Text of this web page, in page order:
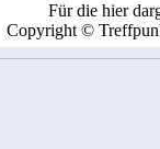
Für die hier
Copyright ©